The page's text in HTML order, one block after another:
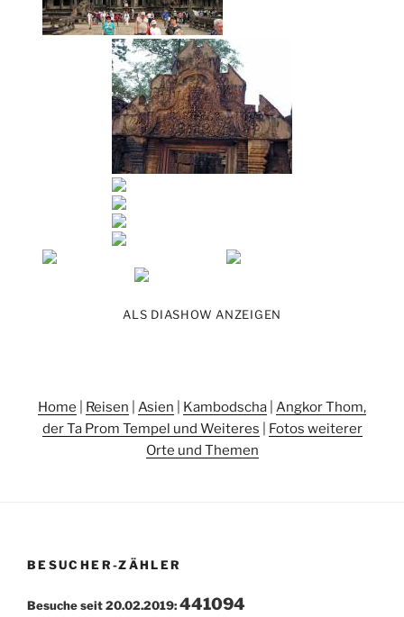
ALS DIASHOW ANZEIGEN
Home Reisen Asien Kambodscha Angkor Thom,
der Ta Prom Tempel und Weiteres
Fotos weiterer
Orte und Themen
BESUCHER-ZÄHLER
Besuche seit 20.02.2019:441094